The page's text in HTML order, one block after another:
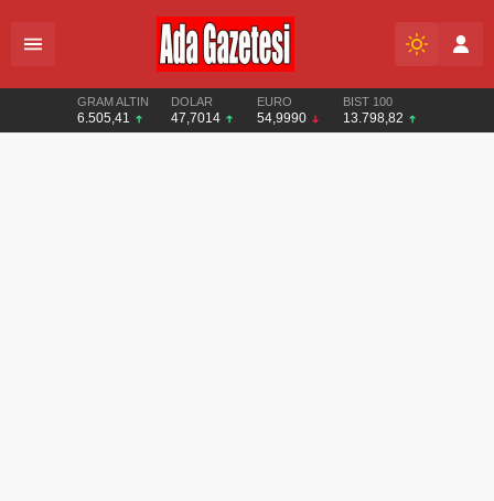
GRAM ALTIN
6.505,41
DOLAR
47,7014
EURO
54,9990
BIST 100
13.798,82